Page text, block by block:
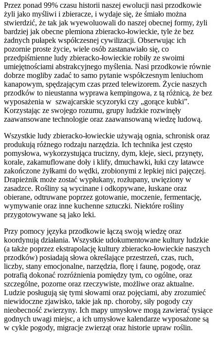
Przez ponad 99% czasu historii naszej ewolucji nasi przodkowie
żyli jako myśliwi i zbieracze, i wydaje się, że śmiało można
stwierdzić, że tak jak wyewoluowali do naszej obecnej formy, żyli
bardziej jak obecne plemiona zbieracko-łowieckie, tyle że bez
żadnych pułapek współczesnej cywilizacji. Obserwując ich
pozornie proste życie, wiele osób zastanawiało się, co
przedpiśmienne ludy zbieracko-łowieckie robiły ze swoimi
umiejętnościami abstrakcyjnego myślenia. Nasi przodkowie równie
dobrze mogliby zadać to samo pytanie współczesnym leniuchom
kanapowym, spędzającym czas przed telewizorem. Życie naszych
przodków to nieustanna wyprawa kempingowa, z tą różnicą, że bez
wyposażenia w szwajcarskie scyzoryki czy „gorące kubki”.
Korzystając ze swojego rozumu, grupy ludzkie rozwinęły
zaawansowane technologie oraz zaawansowaną wiedzę ludową.
Wszystkie ludy zbieracko-łowieckie używają ognia, schronisk oraz
produkują różnego rodzaju narzędzia. Ich technika jest często
pomysłowa, wykorzystująca trucizny, dym, kleje, sieci, przynęty,
korale, zakamuflowane doły i klify, dmuchawki, łuki czy latawce
zakończone żyłkami do wędki, zrobionymi z lepkiej nici pajęczej.
Drapieżnik może zostać wypłukany, rozłupany, uwięziony w
zasadzce. Rośliny są wycinane i odkopywane, łuskane oraz
obierane, odtruwane poprzez gotowanie, moczenie, fermentację,
wymywanie oraz inne kuchenne sztuczki. Niektóre rośliny
przygotowywane są jako leki.
Przy pomocy języka przodkowie łączą swoją wiedzę oraz
koordynują działania. Wszystkie udokumentowane kultury ludzkie
(a także poprzez ekstrapolację kultury zbieracko-łowieckie naszych
przodków) posiadają słowa określające przestrzeń, czas, ruch,
liczby, stany emocjonalne, narzędzia, florę i faunę, pogodę, oraz
potrafią dokonać rozróżnienia pomiędzy tym, co ogólne, oraz
szczególne, pozorne oraz rzeczywiste, możliwe oraz aktualne.
Ludzie posługują się tymi słowami oraz pojęciami, aby zrozumieć
niewidoczne zjawisko, takie jak np. choroby, siły pogody czy
nieobecność zwierzyny. Ich mapy umysłowe mogą zawierać tysiące
godnych uwagi miejsc, a ich umysłowe kalendarze wyposażone są
w cykle pogody, migracje zwierząt oraz historie upraw roślin.